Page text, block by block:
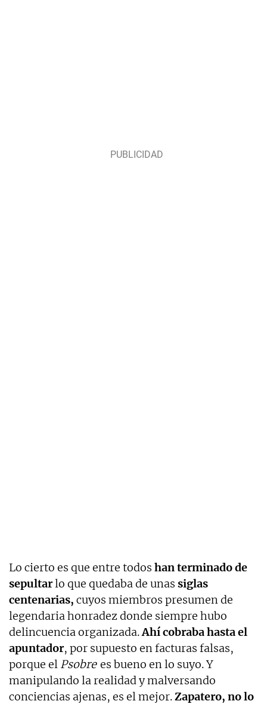
Lo cierto es que entre todos han terminado de
sepultarlo que quedaba de unas siglas
centenarias, cuyos miembros presumen de
legendaria honradez donde siempre hubo
delincuencia organizada.Ahí cobraba hasta el
apuntador, por supuesto en facturas falsas,
porque el Psobre es bueno en lo suyo. Y
manipulando la realidad y malversando
conciencias ajenas, es el mejor.Zapatero, no lo